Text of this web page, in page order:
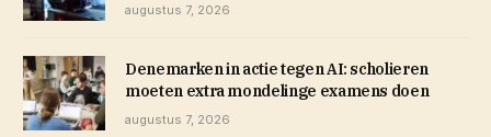
augustus 7, 2026
Denemarken in actie tegen AI: scholieren
moeten extra mondelinge examens doen
augustus 7, 2026